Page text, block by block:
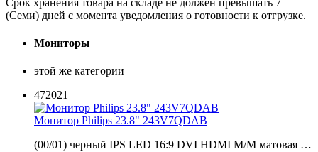
(Семи) дней с момента уведомления о готовности к отгрузке.
Мониторы
этой же категории
472021
Монитор Philips 23.8" 243V7QDAB
(00/01) черный IPS LED 16:9 DVI HDMI M/M матовая …